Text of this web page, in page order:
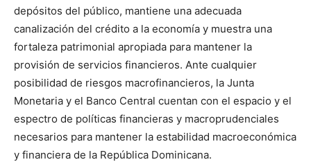
depósitos del público, mantiene una adecuada
canalización del crédito a la economía y muestra una
fortaleza patrimonial apropiada para mantener la
provisión de servicios financieros. Ante cualquier
posibilidad de riesgos macrofinancieros, la Junta
Monetaria y el Banco Central cuentan con el espacio y el
espectro de políticas financieras y macroprudenciales
necesarios para mantener la estabilidad macroeconómica
y financiera de la República Dominicana.